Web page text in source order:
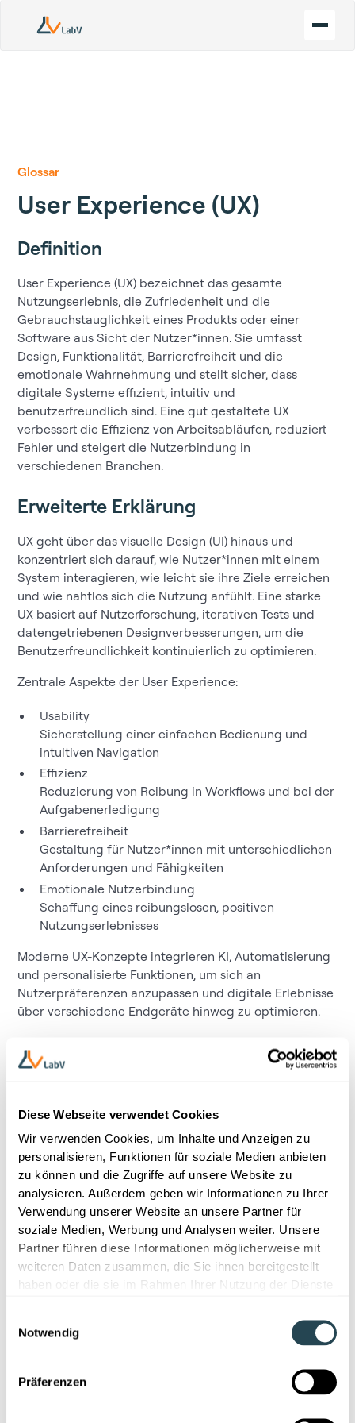
Diese Webseite verwendet Cookies
Wir verwenden Cookies, um Inhalte und Anzeigen zu
personalisieren, Funktionen für soziale Medien anbieten
zu können und die Zugriffe auf unsere Website zu
analysieren. Außerdem geben wir Informationen zu Ihrer
Verwendung unserer Website an unsere Partner für
soziale Medien, Werbung und Analysen weiter. Unsere
Partner führen diese Informationen möglicherweise mit
weiteren Daten zusammen, die Sie ihnen bereitgestellt
haben oder die sie im Rahmen Ihrer Nutzung der Dienste
Notwendig
Präferenzen
Glossar
User Experience (UX)
Definition
User Experience (UX) bezeichnet das gesamte
Nutzungserlebnis, die Zufriedenheit und die
Gebrauchstauglichkeit eines Produkts oder einer
Software aus Sicht der Nutzer*innen. Sie umfasst
Design, Funktionalität, Barrierefreiheit und die
emotionale Wahrnehmung und stellt sicher, dass
digitale Systeme effizient, intuitiv und
benutzerfreundlich sind. Eine gut gestaltete UX
verbessert die Effizienz von Arbeitsabläufen, reduziert
Fehler und steigert die Nutzerbindung in
verschiedenen Branchen.
Erweiterte Erklärung
UX geht über das visuelle Design (UI) hinaus und
konzentriert sich darauf, wie Nutzer*innen mit einem
System interagieren, wie leicht sie ihre Ziele erreichen
und wie nahtlos sich die Nutzung anfühlt. Eine starke
UX basiert auf Nutzerforschung, iterativen Tests und
datengetriebenen Designverbesserungen, um die
Benutzerfreundlichkeit kontinuierlich zu optimieren.
Zentrale Aspekte der User Experience:
Usability
Sicherstellung einer einfachen Bedienung und
intuitiven Navigation
Effizienz
Reduzierung von Reibung in Workflows und bei der
Aufgabenerledigung
Barrierefreiheit
Gestaltung für Nutzer*innen mit unterschiedlichen
Anforderungen und Fähigkeiten
Emotionale Nutzerbindung
Schaffung eines reibungslosen, positiven
Nutzungserlebnisses
Moderne UX-Konzepte integrieren KI, Automatisierung
und personalisierte Funktionen, um sich an
Nutzerpräferenzen anzupassen und digitale Erlebnisse
über verschiedene Endgeräte hinweg zu optimieren.
Relevanz für LabV
Ingenieurinnen komplexe Materialdaten effizient und
intuitiv nutzen können. Im Gegensatz zu klassischer
Laborsoftware, die oft starr und schwer bedienbar ist,
vereinfacht die KI-gestützte UX von LabV
Arbeitsabläufe, verbessert den Datenzugang und
steigert die Produktivität der Nutzerinnen. Durch
intelligente Suche, intuitive Navigation und
automatisierte Datenverarbeitung ermöglicht LabV
eine hohe Effizienz ohne lange Einarbeitungszeiten.
Was ist der Unterschied zwischen UX und